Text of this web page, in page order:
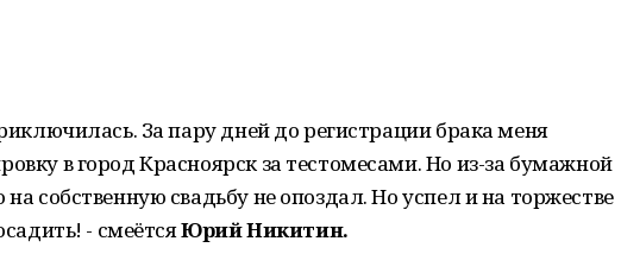
За пару дней до регистрации брака меня
в город Красноярск за тестомесами. Но из-за бумажной
собственную свадьбу не опоздал. Но успел и на торжестве
- смеётсяЮрий Никитин.